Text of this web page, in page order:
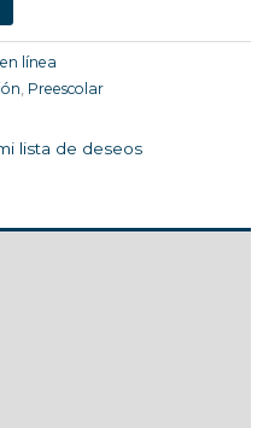
línea
, Preescolar
lista de deseos